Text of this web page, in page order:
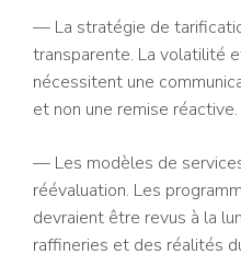
— La stratégie de
transparente. La volatilité
nécessitent une
et non une remise réactive.
— Les modèles de
réévaluation. Les
devraient être revus à la
raffineries et des réalités